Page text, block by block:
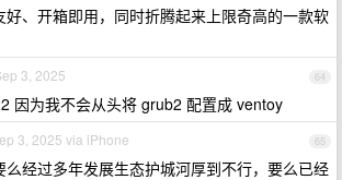
好、开箱即用，同时折腾起来上限奇高的一款软
64
3, 2025
因为我不会从头将 grub2 配置成 ventoy
65
3, 2025 via iPhone
么经过多年发展生态护城河厚到不行，要么已经